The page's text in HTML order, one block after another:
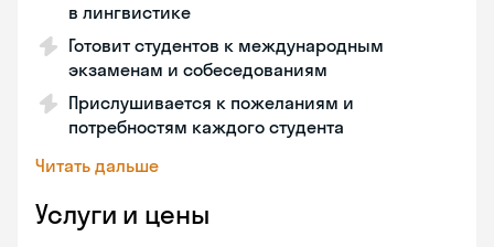
в лингвистике
Готовит студентов к международным
экзаменам и собеседованиям
Прислушивается к пожеланиям и
потребностям каждого студента
Читать дальше
Услуги и цены